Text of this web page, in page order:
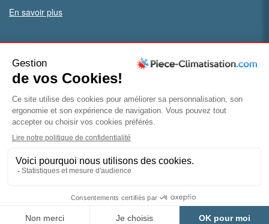
En savoir plus
Vous êtes professionnel ?
Bénéficiez de conditions particulières en ouvrant un compte
pro
Mentions légales|Conditions
générales de vente| Politique de confidentialité